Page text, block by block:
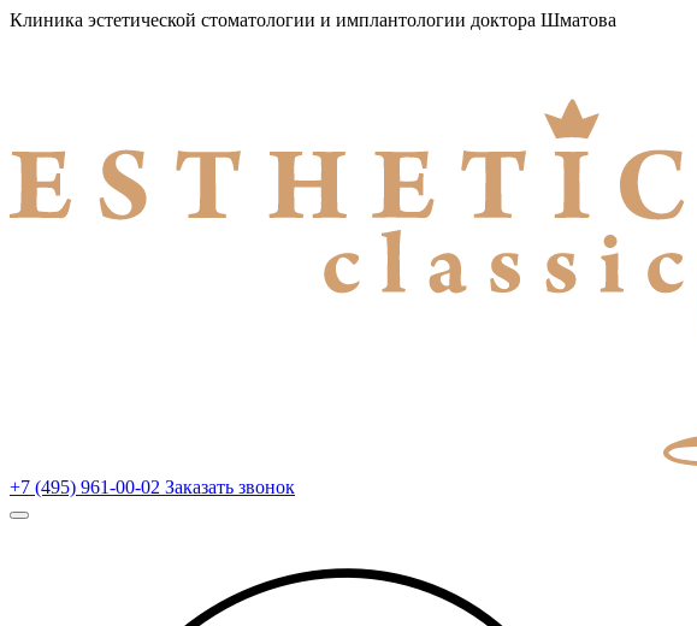
Клиника эстетической стоматологии и имплантологии доктора Шматова
+7 (495) 961-00-02 Заказать звонок